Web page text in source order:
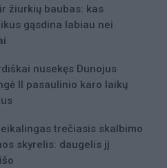
žiurkių baubas: kas
gąsdina labiau nei
nusekęs Dunojus
II pasaulinio karo laikų
trečiasis skalbimo
skyrelis: daugelis jį